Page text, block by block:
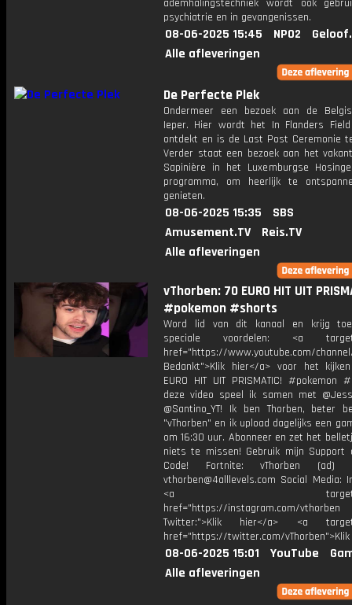
ademhalingstechniek wordt ook
psychiatrie en in gevangenissen.
08-06-2025 15:45 NPO2
Alle afleveringen
De Perfecte Plek
Ondermeer een bezoek aan de
Ieper. Hier wordt het In Flanders
ontdekt en is de Last Post Ceremonie
Verder staat een bezoek aan het
Sapinière in het Luxemburgse
programma, om heerlijk te
genieten.
08-06-2025 15:35
SBS
Amusement.TV
Reis.TV
Alle afleveringen
vThorben: 70 EURO HIT UIT
#pokemon #shorts
Word lid van dit kanaal en krijg
speciale voordelen: <a
href="https://www.youtube.com/channel/
Bedankt">Klik hier</a> voor het
EURO HIT UIT PRISMATIC! #pokemon
deze video speel ik samen met
@Santino_YT! Ik ben Thorben, beter
"vThorben" en ik upload dagelijks een
om 16:30 uur. Abonneer en zet het
niets te missen! Gebruik mijn Support
Code! Fortnite: vThorben (ad)
vthorben@4alllevels.com Social Media:
<a
href="https://instagram.com/vthorben
Twitter:">Klik hier</a> <a
href="https://twitter.com/
08-06-2025 15:01 YouTube
Alle afleveringen